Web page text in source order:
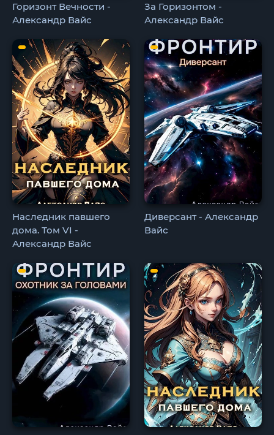
Горизонт Вечности -
Александр Вайс
За Горизонтом -
Александр Вайс
Наследник павшего
дома. Том VI -
Александр Вайс
Диверсант - Александр
Вайс